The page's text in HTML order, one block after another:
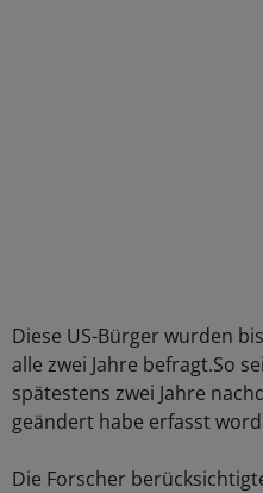
Diese US-Bürger wurden
alle zwei Jahre befragt.So
spätestens zwei Jahre
geändert habe erfasst
Die Forscher